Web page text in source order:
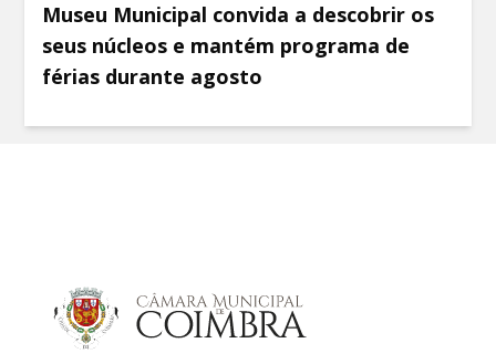
Museu Municipal convida a descobrir os
seus núcleos e mantém programa de
férias durante agosto